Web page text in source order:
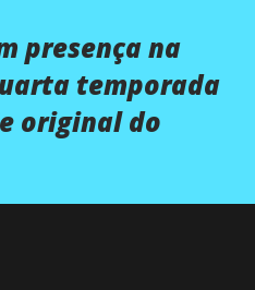
presença na
temporada
original do